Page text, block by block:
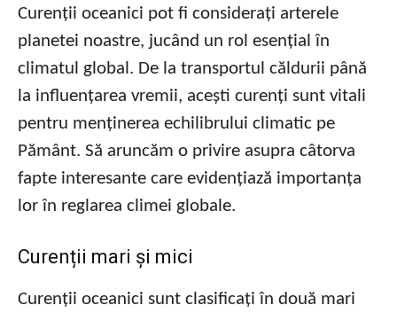
Curenții oceanici pot fi considerați arterele
planetei noastre, jucând un rol esențial în
climatul global. De la transportul căldurii până
la influențarea vremii, acești curenți sunt vitali
pentru menținerea echilibrului climatic pe
Pământ. Să aruncăm o privire asupra câtorva
fapte interesante care evidențiază importanța
lor în reglarea climei globale.
Curenții mari și mici
Curenții oceanici sunt clasificați în două mari